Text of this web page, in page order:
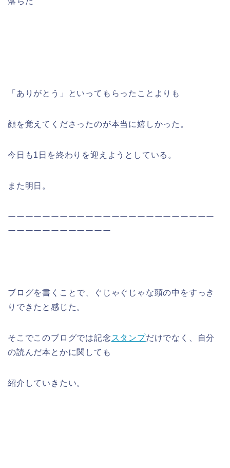
「ありがとう」といってもらったことよりも
顔を覚えてくださったのが本当に嬉しかった。
今日も1日を終わりを迎えようとしている。
また明日。
ーーーーーーーーーーーーーーーーーーーーーーーー
ーーーーーーーーーーーー
ブログを書くことで、ぐじゃぐじゃな頭の中をすっき
りできたと感じた。
そこでこのブログでは記念 スタンプだけでなく、自分
の読んだ本とかに関しても
紹介していきたい。